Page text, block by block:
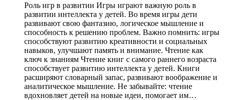
Роль игр в развитии Игры играют важную роль в
развитии интеллекта у детей. Во время игры дети
развивают свою фантазию, логическое мышление и
способность к решению проблем. Важно помнить: игры
способствуют развитию креативности и социальных
навыков, улучшают память и внимание. Чтение как
ключ к знаниям Чтение книг с самого раннего возраста
способствует развитию интеллекта у детей. Книги
расширяют словарный запас, развивают воображение и
аналитическое мышление. Не забывайте: чтение
вдохновляет детей на новые идеи, помогает им…